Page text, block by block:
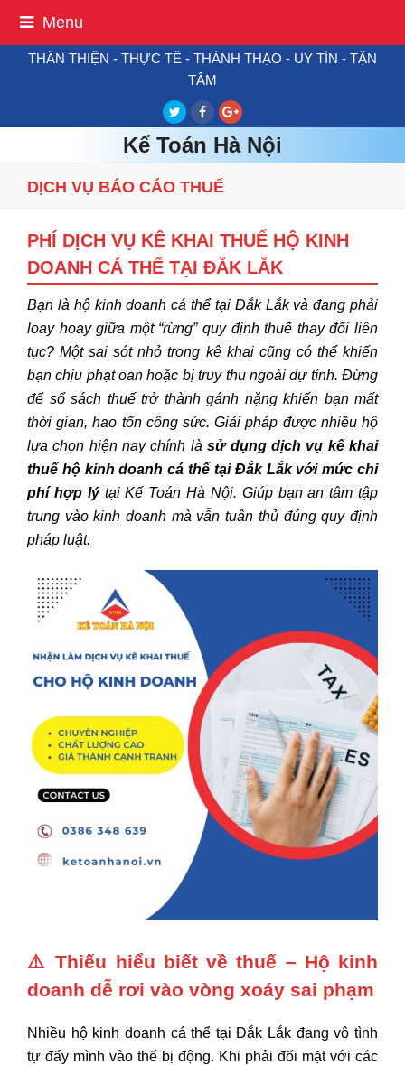
Menu
THÂN THIỆN - THỰC TẾ - THÀNH THẠO - UY TÍN - TẬN
TÂM
TwitterFacebookGoogle
Plus
Kế Toán Hà Nội
DỊCH VỤ BÁO CÁO THUẾ
PHÍ DỊCH VỤ KÊ KHAI THUẾ HỘ KINH
DOANH CÁ THỂ TẠI ĐẮK LẮK
Bạn là hộ kinh doanh cá thể tại Đắk Lắk và đang phải
loay hoay giữa một “rừng” quy định thuế thay đổi liên
tục? Một sai sót nhỏ trong kê khai cũng có thể khiến
bạn chịu phạt oan hoặc bị truy thu ngoài dự tính. Đừng
để sổ sách thuế trở thành gánh nặng khiến bạn mất
thời gian, hao tổn công sức. Giải pháp được nhiều hộ
lựa chọn hiện nay chính làsử dụng dịch vụ kê khai
thuế hộ kinh doanh cá thể tại Đắk Lắk với mức chi
phí hợp lýtại Kế Toán Hà Nội. Giúp bạn an tâm tập
trung vào kinh doanh mà vẫn tuân thủ đúng quy định
pháp luật.
⚠️ Thiếu hiểu biết về thuế – Hộ kinh
doanh dễ rơi vào vòng xoáy sai phạm
Nhiều hộ kinh doanh cá thể tại Đắk Lắk đang vô tình
tự đẩy mình vào thế bị động. Khi phải đối mặt với các